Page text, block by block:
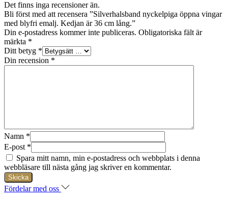
Det finns inga recensioner än.
Bli först med att recensera ”Silverhalsband nyckelpiga öppna vingar
med blyfri emalj. Kedjan är 36 cm lång.”
Din e-postadress kommer inte publiceras. Obligatoriska fält är
märkta *
Ditt betyg *
Din recension *
Namn *
E-post *
Spara mitt namn, min e-postadress och webbplats i denna
webbläsare till nästa gång jag skriver en kommentar.
Fördelar med oss